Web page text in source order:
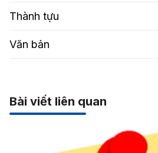
Thành tựu
Văn bản
Bài viết liên quan